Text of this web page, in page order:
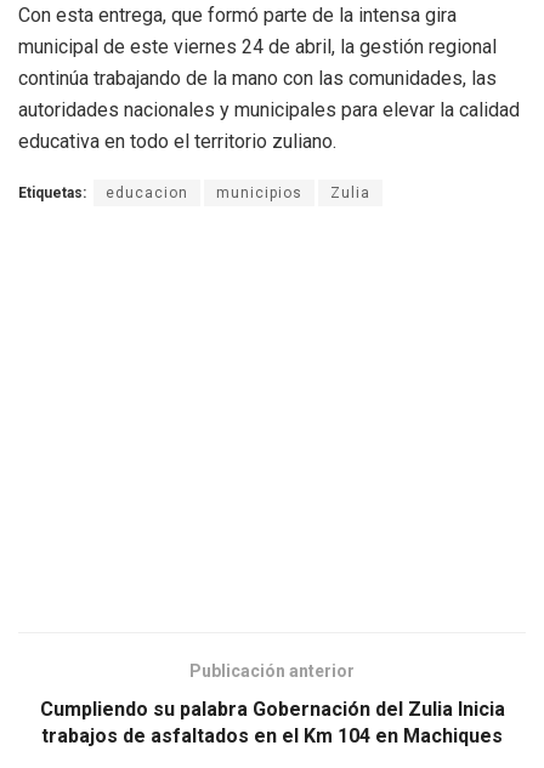
Con esta entrega, que formó parte de la intensa gira
municipal de este viernes 24 de abril, la gestión regional
continúa trabajando de la mano con las comunidades, las
autoridades nacionales y municipales para elevar la calidad
educativa en todo el territorio zuliano.
Etiquetas: educacion municipios Zulia
Publicación anterior
Cumpliendo su palabra Gobernación del Zulia Inicia
trabajos de asfaltados en el Km 104 en Machiques